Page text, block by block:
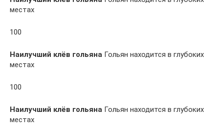
местах
100
Наилучший клёв гольяна Гольян находится в глубоких
местах
100
Наилучший клёв гольяна Гольян находится в глубоких
местах